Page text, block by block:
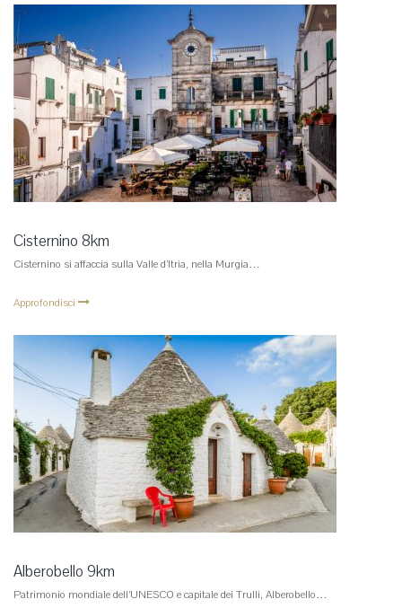
Cisternino 8km
Cisternino si affaccia sulla Valle d’Itria, nella Murgia…
Approfondisci
Alberobello 9km
Patrimonio mondiale dell’UNESCO e capitale dei Trulli, Alberobello…